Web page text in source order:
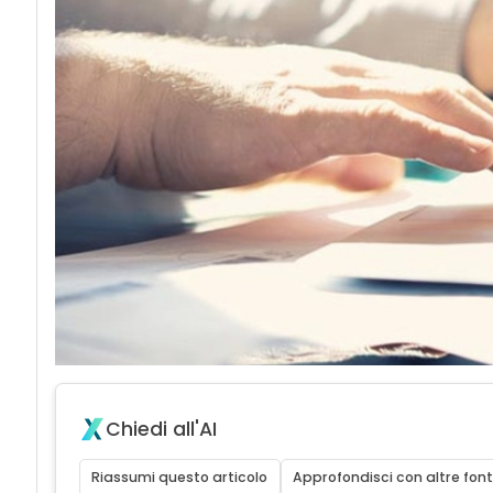
Chiedi all'AI
Riassumi questo articolo Approfondisci con altre